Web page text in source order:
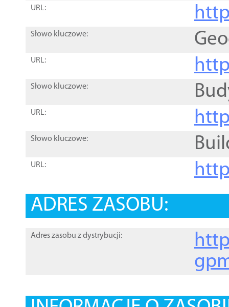
URL:
Słowo kluczowe:
URL:
Słowo kluczowe:
URL:
Słowo kluczowe:
URL:
ADRES ZASOBU:
Adres zasobu z dystrybucji: